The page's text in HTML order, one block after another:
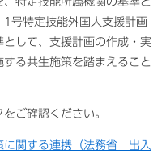
1号特定技能外国人支援計画
として、支援計画の作成・実
る共生施策を踏まえること
ご確認ください。
に関する連携（法務省 出入